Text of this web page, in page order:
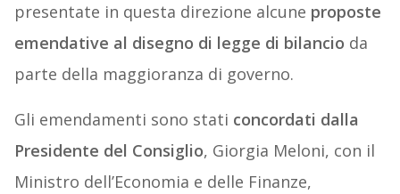
presentate in questa direzione alcune proposte
emendative al disegno di legge di bilancio da
parte della maggioranza di governo.
Gli emendamenti sono stati concordati dalla
Presidente del Consiglio, Giorgia Meloni, con il
Ministro dell’Economia e delle Finanze,